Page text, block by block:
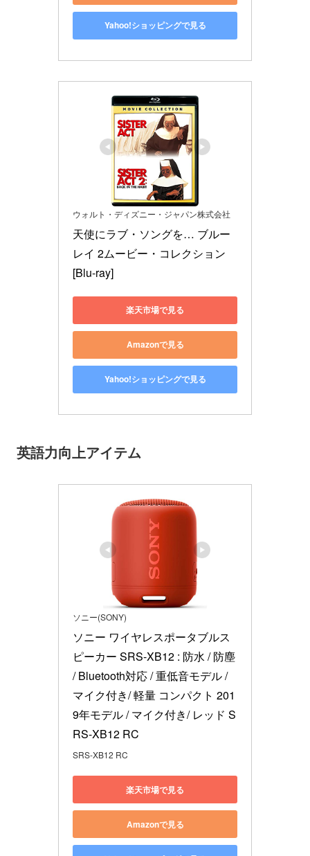
Yahoo!ショッピングで見る
ウォルト・ディズニー・ジャパン株式会社
天使にラブ・ソングを… ブルー
レイ 2ムービー・コレクション
[Blu-ray]
楽天市場で見る
Amazonで見る
Yahoo!ショッピングで見る
英語力向上アイテム
ソニー(SONY)
ソニー ワイヤレスポータブルス
ピーカー SRS-XB12 : 防水 / 防塵
/ Bluetooth対応 / 重低音モデル /
マイク付き/ 軽量 コンパクト 201
9年モデル / マイク付き/ レッド S
RS-XB12 RC
SRS-XB12 RC
楽天市場で見る
Amazonで見る